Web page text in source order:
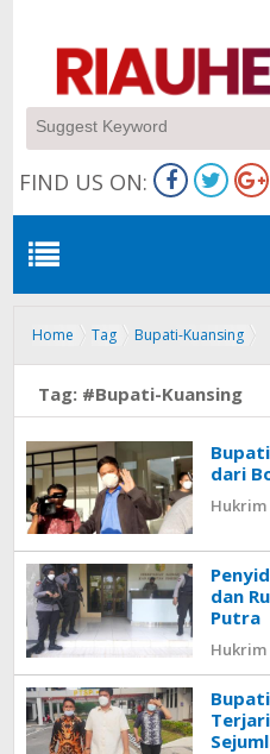
FIND US ON:
Home Tag Bupati-Kuansing
Tag: #Bupati-Kuansing
dari
Hukrim
dan
Putra
Hukrim